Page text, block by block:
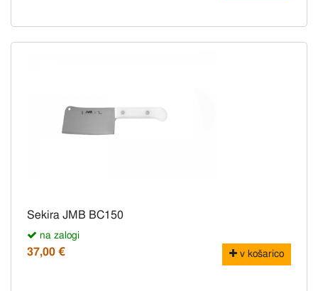
Sekira JMB BC150
na zalogi
37,00 € v košarico